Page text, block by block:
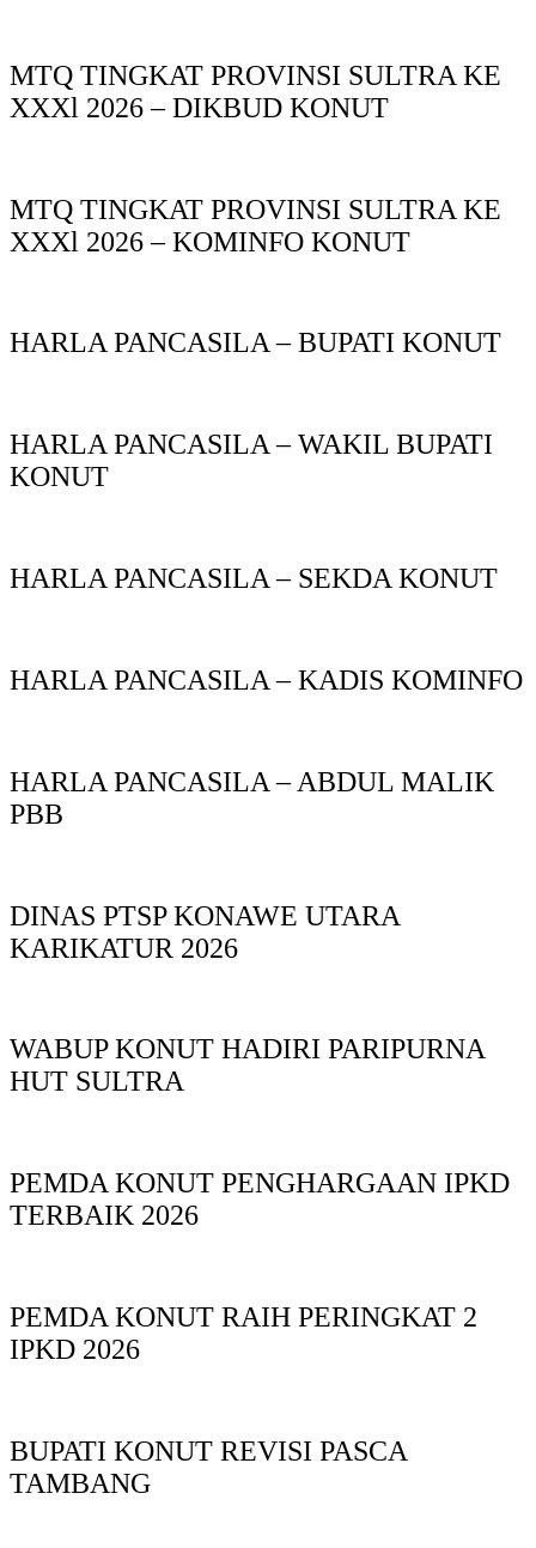
MTQ TINGKAT PROVINSI SULTRA KE
XXXl 2026 – DIKBUD KONUT
MTQ TINGKAT PROVINSI SULTRA KE
XXXl 2026 – KOMINFO KONUT
HARLA PANCASILA – BUPATI KONUT
HARLA PANCASILA – WAKIL BUPATI
KONUT
HARLA PANCASILA – SEKDA KONUT
HARLA PANCASILA – KADIS KOMINFO
HARLA PANCASILA – ABDUL MALIK
PBB
DINAS PTSP KONAWE UTARA
KARIKATUR 2026
WABUP KONUT HADIRI PARIPURNA
HUT SULTRA
PEMDA KONUT PENGHARGAAN IPKD
TERBAIK 2026
PEMDA KONUT RAIH PERINGKAT 2
IPKD 2026
BUPATI KONUT REVISI PASCA
TAMBANG